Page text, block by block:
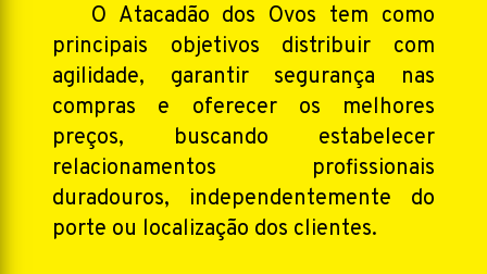
O Atacadão dos Ovos tem como
principais objetivos distribuir com
agilidade, garantir segurança nas
compras e oferecer os melhores
preços, buscando estabelecer
relacionamentos profissionais
duradouros, independentemente do
porte ou localização dos clientes.